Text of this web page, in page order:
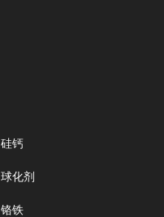
硅钙
球化剂
铬铁